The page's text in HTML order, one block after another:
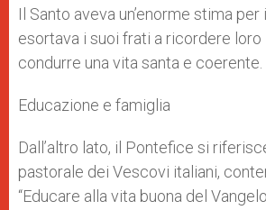
Il Santo aveva un’enorme stima
esortava i suoi frati a ricordere loro
condurre una vita santa e coerente.
Educazione e famiglia
Dall’altro lato, il Pontefice si
pastorale dei Vescovi italiani,
“Educare alla vita buona del